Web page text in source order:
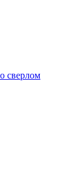
сверлом